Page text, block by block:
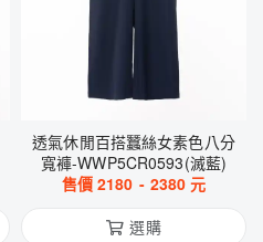
透氣休閒百搭蠶絲女素色八分
寬褲-WWP5CR0593(滅藍)
售價 2180 - 2380 元
選購